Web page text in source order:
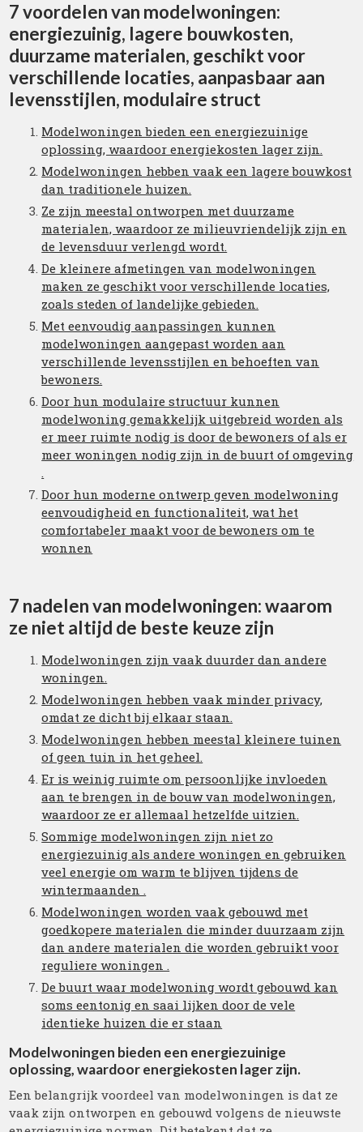
7 voordelen van modelwoningen:
energiezuinig, lagere bouwkosten,
duurzame materialen, geschikt voor
verschillende locaties, aanpasbaar aan
levensstijlen, modulaire struct
Modelwoningen bieden een energiezuinige
oplossing, waardoor energiekosten lager zijn.
Modelwoningen hebben vaak een lagere bouwkost
dan traditionele huizen.
Ze zijn meestal ontworpen met duurzame
materialen, waardoor ze milieuvriendelijk zijn en
de levensduur verlengd wordt.
De kleinere afmetingen van modelwoningen
maken ze geschikt voor verschillende locaties,
zoals steden of landelijke gebieden.
Met eenvoudig aanpassingen kunnen
modelwoningen aangepast worden aan
verschillende levensstijlen en behoeften van
bewoners.
Door hun modulaire structuur kunnen
modelwoning gemakkelijk uitgebreid worden als
er meer ruimte nodig is door de bewoners of als er
meer woningen nodig zijn in de buurt of omgeving
.
Door hun moderne ontwerp geven modelwoning
eenvoudigheid en functionaliteit, wat het
comfortabeler maakt voor de bewoners om te
wonnen
7 nadelen van modelwoningen: waarom
ze niet altijd de beste keuze zijn
Modelwoningen zijn vaak duurder dan andere
woningen.
Modelwoningen hebben vaak minder privacy,
omdat ze dicht bij elkaar staan.
Modelwoningen hebben meestal kleinere tuinen
of geen tuin in het geheel.
Er is weinig ruimte om persoonlijke invloeden
aan te brengen in de bouw van modelwoningen,
waardoor ze er allemaal hetzelfde uitzien.
Sommige modelwoningen zijn niet zo
energiezuinig als andere woningen en gebruiken
veel energie om warm te blijven tijdens de
wintermaanden .
Modelwoningen worden vaak gebouwd met
goedkopere materialen die minder duurzaam zijn
dan andere materialen die worden gebruikt voor
reguliere woningen .
De buurt waar modelwoning wordt gebouwd kan
soms eentonig en saai lijken door de vele
identieke huizen die er staan​
Modelwoningen bieden een energiezuinige
oplossing, waardoor energiekosten lager zijn.
Een belangrijk voordeel van modelwoningen is dat ze
vaak zijn ontworpen en gebouwd volgens de nieuwste